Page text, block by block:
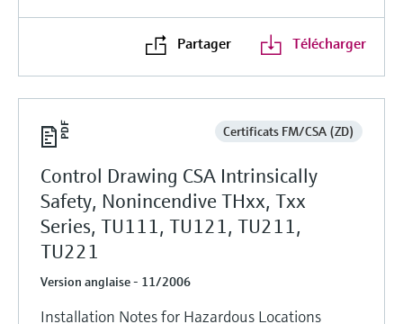
Partager Télécharger
Certificats FM/CSA (ZD)
Control Drawing CSA Intrinsically
Safety, Nonincendive THxx, Txx
Series, TU111, TU121, TU211,
TU221
Version anglaise - 11/2006
Installation Notes for Hazardous Locations